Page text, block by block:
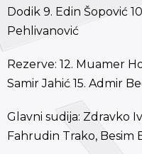
Dodik 9. Edin Šopović
Pehlivanović
Rezerve: 12. Muamer
Samir Jahić 15. Admir
Glavni sudija: Zdravko
Fahrudin Trako, Besim